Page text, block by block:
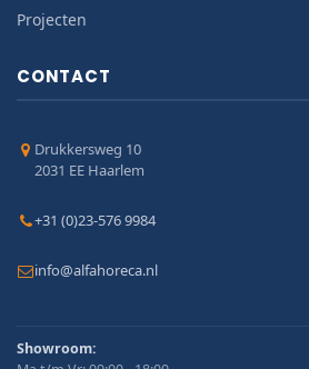
Projecten
CONTACT
Drukkersweg 10
2031 EE Haarlem
+31 (0)23-576 9984
info@alfahoreca.nl
Showroom: